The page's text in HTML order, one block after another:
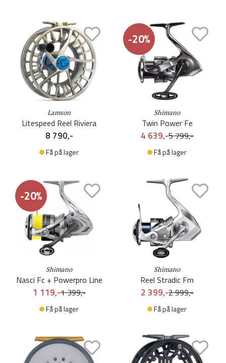
Lamson
Litespeed Reel Riviera
8 790,-
Få på lager
-20%
Shimano
Twin Power Fe
5 799,-
4 639,-
Få på lager
-20%
Shimano
Nasci Fc + Powerpro Line
1 399,-
1 119,-
Få på lager
Shimano
Reel Stradic Fm
2 999,-
2 399,-
Få på lager